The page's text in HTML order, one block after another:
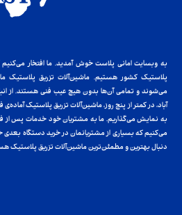
پلاستیک کشور هستیم. ماشین‌آلات تزریق پلاستیک ما
می‌شوند و تمامی آن‌ها بدون هیچ عیب فنی هستند. از
به نمایش می‌گذاریم. ما به مشتریان خود خدمات پس از
می‌کنیم که بسیاری از مشتریانمان در خرید دستگاه بعدی
دنبال بهترین و مطمئن‌ترین ماشین‌آلات تزریق پلاستیک